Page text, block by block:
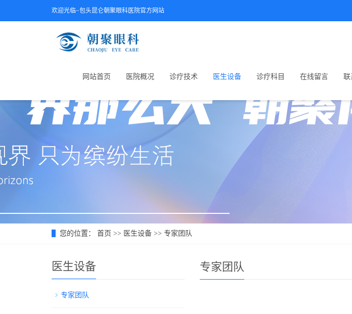
欢迎光临~包头昆仑朝聚眼科医院官方网站
网站首页 医院概况 诊疗技术 医生设备 诊疗科目 在线留言 联
您的位置： 首页 >> 医生设备 >> 专家团队
专家团队
医生设备
专家团队